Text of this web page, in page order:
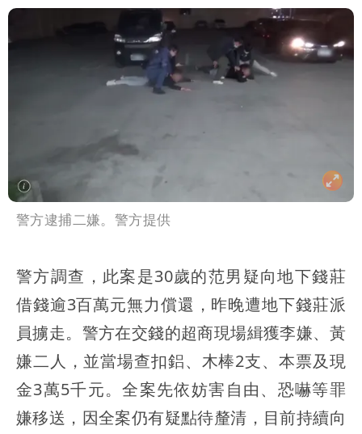
警方逮捕二嫌。警方提供
警方調查，此案是30歲的范男疑向地下錢莊
借錢逾3百萬元無力償還，昨晚遭地下錢莊派
員擄走。警方在交錢的超商現場緝獲李嫌、黃
嫌二人，並當場查扣鋁、木棒2支、本票及現
金3萬5千元。全案先依妨害自由、恐嚇等罪
嫌移送，因全案仍有疑點待釐清，目前持續向